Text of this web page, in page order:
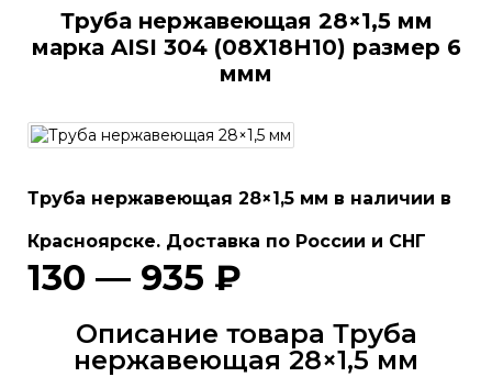
Труба нержавеющая 28×1,5 мм
марка AISI 304 (08Х18Н10) размер 6
ммм
Труба нержавеющая 28×1,5 мм в наличии в
Красноярске. Доставка по России и СНГ
130 — 935 ₽
Описание товара Труба
нержавеющая 28×1,5 мм